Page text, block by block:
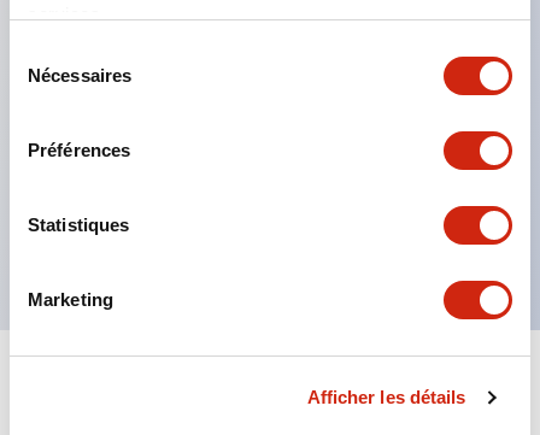
Nécessaires
Préférences
Statistiques
Marketing
Afficher les détails
Structure séparée adoptant un mécanisme de
levier de verrouillage amovible par baïonnette.
La structure de protection est de type résistant
aux jets d’eau, IP65 (IEC 60529). (Le buzzer est
Produits certifiés UL, CSA et conformes aux
normes EN. (Sauf buzzer)